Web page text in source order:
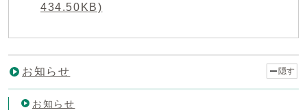
434.50KB)
お知らせ 隠す
お知らせ